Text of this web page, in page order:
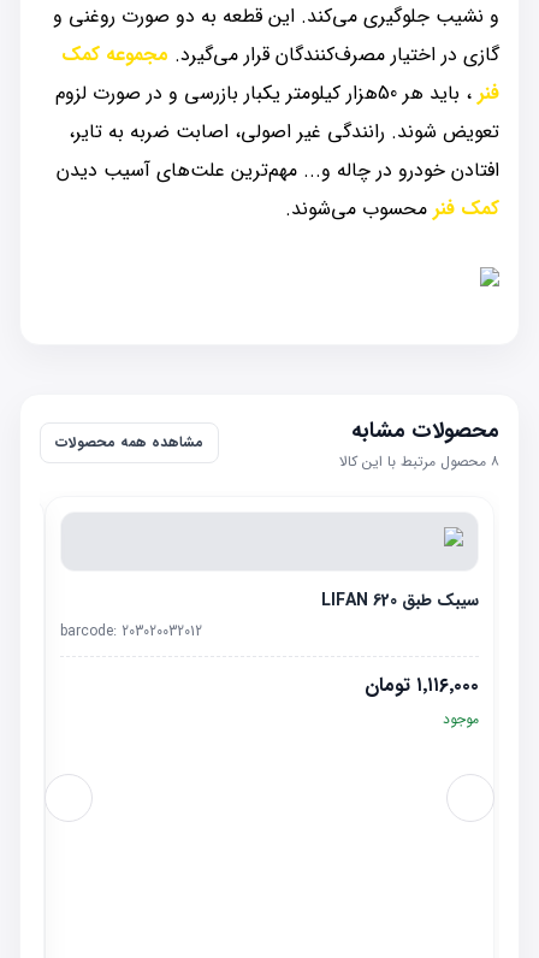
و نشیب جلوگیری می‌کند. این قطعه به دو صورت روغنی و
گازی در اختیار مصرف‌کنندگان قرار می‌گیرد. مجموعه کمک
فنر
، باید هر 50هزار کیلومتر یکبار بازرسی و در صورت لزوم
تعویض شوند. رانندگی غیر اصولی، اصابت ضربه به تایر،
افتادن خودرو در چاله و... مهم‌ترین علت‌های آسیب دیدن
کمک فنر محسوب می‌شوند.
محصولات مشابه
۸ محصول مرتبط با این کالا
مشاهده همه محصولات
سیبک طبق LIFAN 620
barcode: 203020032012
۱٬۱۱۶٬۰۰۰ تومان
موجود